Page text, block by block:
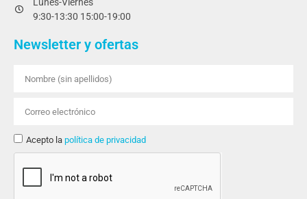
Lunes-Viernes
9:30-13:30 15:00-19:00
Newsletter y ofertas
Acepto la política de privacidad